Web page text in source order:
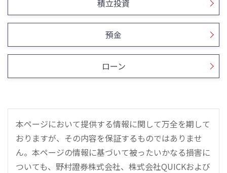
積立投資
預金
ローン
本ページにおいて提供する情報に関して万全を期して
おりますが、その内容を保証するものではありませ
ん。本ページの情報に基づいて被ったいかなる損害に
ついても、野村證券株式会社、株式会社QUICKおよび